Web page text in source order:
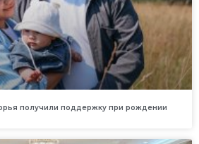
получили поддержку при рождении